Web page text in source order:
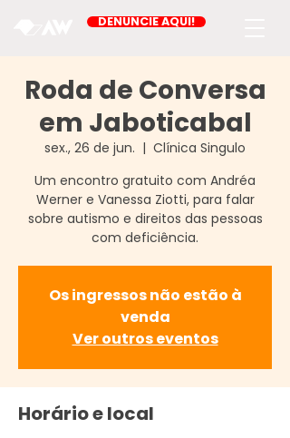
DENUNCIE AQUI!
Roda de Conversa
em Jaboticabal
sex., 26 de jun.
  |
Clínica Singulo
Um encontro gratuito com Andréa
Werner e Vanessa Ziotti, para falar
sobre autismo e direitos das pessoas
com deficiência.
Os ingressos não estão à
venda
Ver outros eventos
Horário e local